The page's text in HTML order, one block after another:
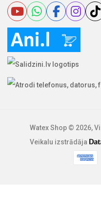
Watex Shop © 2026,
Veikalu izstrādāja